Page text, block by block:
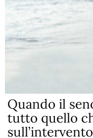
Quando il
tutto quello